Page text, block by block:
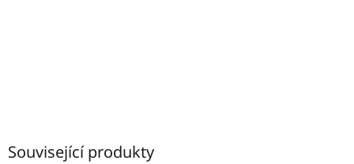
Související produkty